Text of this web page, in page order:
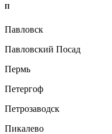
П
Павловск
Павловский Посад
Пермь
Петергоф
Петрозаводск
Пикалево